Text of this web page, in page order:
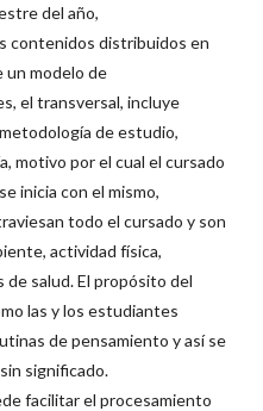
del año,
contenidos distribuidos en
un modelo de
el transversal, incluye
de estudio,
motivo por el cual el cursado
inicia con el mismo,
todo el cursado y son
actividad física,
salud. El propósito del
las y los estudiantes
de pensamiento y así se
significado.
facilitar el procesamiento